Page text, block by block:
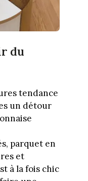
du
tendance
un détour
parquet en
et
à la fois chic